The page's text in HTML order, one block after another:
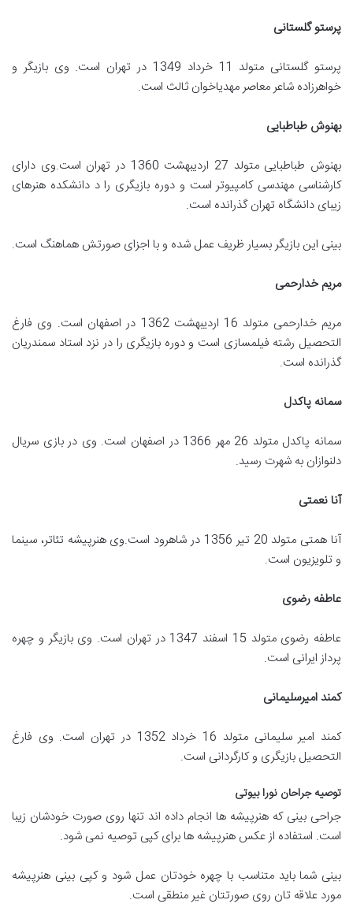
پرستو گلستانی
پرستو گلستانی متولد 11 خرداد 1349 در تهران است. وی بازیگر و
خواهرزاده شاعر معاصر مهدیاخوان ثالث است.
بهنوش طباطبایی
بهنوش طباطبایی متولد 27 اردیبهشت 1360 در تهران است.وی دارای
کارشناسی مهندسی کامپیوتر است و دوره بازیگری را د دانشکده هنرهای
زیبای دانشگاه تهران گذرانده است.
بینی این بازیگر بسیار ظریف عمل شده و با اجزای صورتش هماهنگ است.
مریم خدارحمی
مریم خدارحمی متولد 16 اردیبهشت 1362 در اصفهان است. وی فارغ
التحصیل رشته فیلمسازی است و دوره بازیگری را در نزد استاد سمندریان
گذرانده است.
سمانه پاکدل
سمانه پاکدل متولد 26 مهر 1366 در اصفهان است. وی در بازی سریال
دلنوازان به شهرت رسید.
آنا نعمتی
آنا همتی متولد 20 تیر 1356 در شاهرود است.وی هنرپیشه تئاتر، سینما
و تلویزیون است.
عاطفه رضوی
عاطفه رضوی متولد 15 اسفند 1347 در تهران است. وی بازیگر و چهره
پرداز ایرانی است.
کمند امیرسلیمانی
کمند امیر سلیمانی متولد 16 خرداد 1352 در تهران است. وی فارغ
التحصیل بازیگری و کارگردانی است.
توصیه جراحان نورا بیوتی
جراحی بینی که هنرپیشه ها انجام داده اند تنها روی صورت خودشان زیبا
است. استفاده از عکس هنرپیشه ها برای کپی توصیه نمی شود.
بینی شما باید متناسب با چهره خودتان عمل شود و کپی بینی هنرپیشه
مورد علاقه تان روی صورتتان غیر منطقی است.